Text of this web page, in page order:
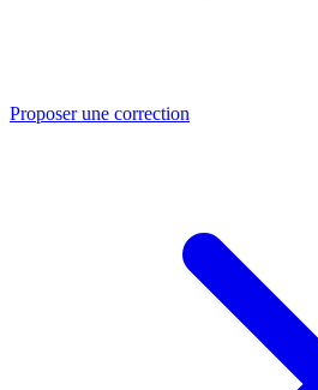
Proposer une correction